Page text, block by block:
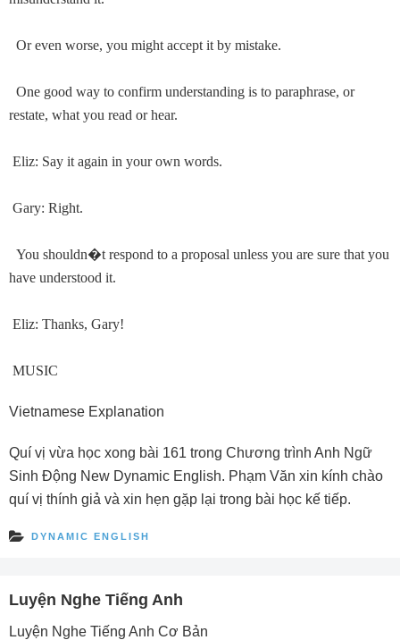
Or even worse, you might accept it by mistake.
One good way to confirm understanding is to paraphrase, or
restate, what you read or hear.
Eliz: Say it again in your own words.
Gary: Right.
You shouldn�t respond to a proposal unless you are sure that you
have understood it.
Eliz: Thanks, Gary!
MUSIC
Vietnamese Explanation
Quí vị vừa học xong bài 161 trong Chương trình Anh Ngữ
Sinh Ðộng New Dynamic English. Phạm Văn xin kính chào
quí vị thính giả và xin hẹn gặp lại trong bài học kế tiếp.
DYNAMIC ENGLISH
Luyện Nghe Tiếng Anh
Luyện Nghe Tiếng Anh Cơ Bản